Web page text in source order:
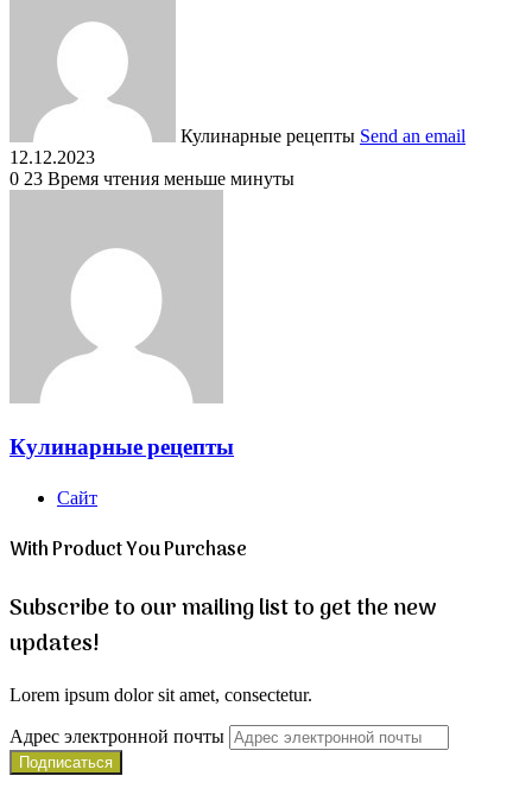
Кулинарные рецепты Send an email
12.12.2023
0 23 Время чтения меньше минуты
Кулинарные рецепты
Сайт
With Product You Purchase
Subscribe to our mailing list to get the new
updates!
Lorem ipsum dolor sit amet, consectetur.
Адрес электронной почты